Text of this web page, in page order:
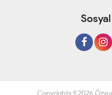
Copyrights © 2026